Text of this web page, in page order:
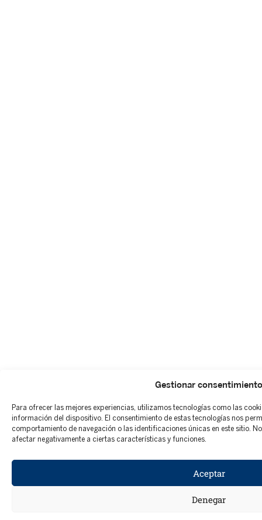
Gestionar consentimiento
Para ofrecer las mejores experiencias, utilizamos tecnologías como las
información del dispositivo. El consentimiento de estas tecnologías nos
comportamiento de navegación o las identificaciones únicas en este sitio.
afectar negativamente a ciertas características y funciones.
Aceptar
Denegar